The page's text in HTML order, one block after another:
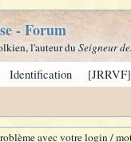
- Forum
l'auteur du Seigneur
Identification [JRRVF]
avec votre login /